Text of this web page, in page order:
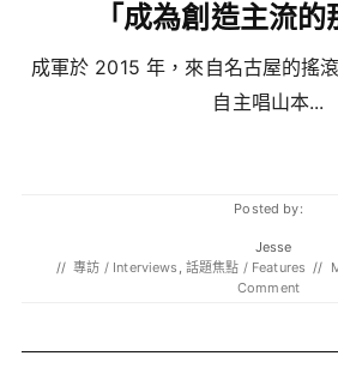
「成為創造主流的
成軍於 2015 年，來自名古屋的搖
自主唱山本...
Posted by:
Jesse
// 專訪 / Interviews , 話題焦點 / Features //
Comment